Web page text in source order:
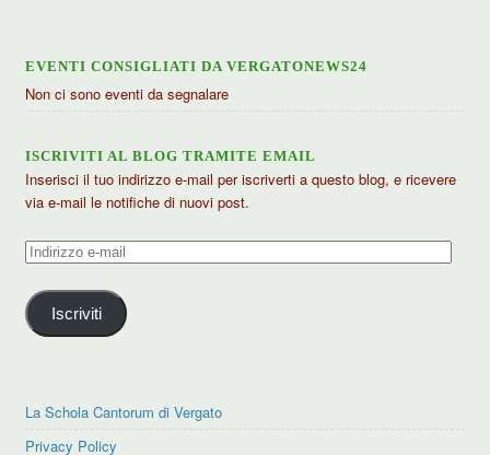
EVENTI CONSIGLIATI DA VERGATONEWS24
Non ci sono eventi da segnalare
ISCRIVITI AL BLOG TRAMITE EMAIL
Inserisci il tuo indirizzo e-mail per iscriverti a questo blog, e ricevere
via e-mail le notifiche di nuovi post.
Indirizzo
mail
Iscriviti
La Schola Cantorum di Vergato
Privacy Policy